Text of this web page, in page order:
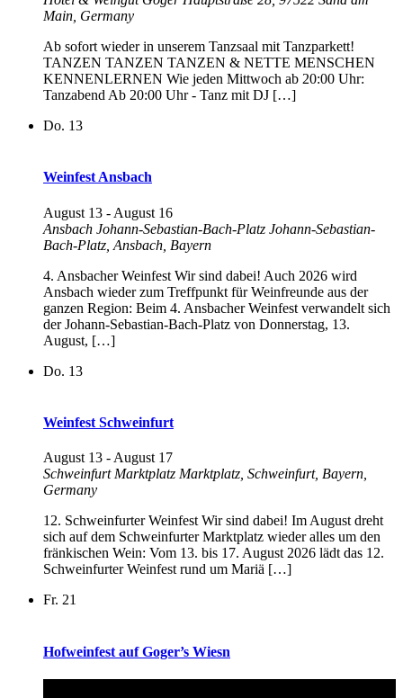
Main, Germany
Ab sofort wieder in unserem Tanzsaal mit Tanzparkett!
TANZEN TANZEN TANZEN & NETTE MENSCHEN
KENNENLERNEN Wie jeden Mittwoch ab 20:00 Uhr:
Tanzabend Ab 20:00 Uhr - Tanz mit DJ […]
Do. 13
Weinfest Ansbach
August 13 - August 16
Ansbach Johann-Sebastian-Bach-Platz Johann-Sebastian-
Bach-Platz, Ansbach, Bayern
4. Ansbacher Weinfest Wir sind dabei! Auch 2026 wird
Ansbach wieder zum Treffpunkt für Weinfreunde aus der
ganzen Region: Beim 4. Ansbacher Weinfest verwandelt sich
der Johann-Sebastian-Bach-Platz von Donnerstag, 13.
August, […]
Do. 13
Weinfest Schweinfurt
August 13 - August 17
Schweinfurt Marktplatz Marktplatz, Schweinfurt, Bayern,
Germany
12. Schweinfurter Weinfest Wir sind dabei! Im August dreht
sich auf dem Schweinfurter Marktplatz wieder alles um den
fränkischen Wein: Vom 13. bis 17. August 2026 lädt das 12.
Schweinfurter Weinfest rund um Mariä […]
Fr. 21
Hofweinfest auf Goger’s Wiesn